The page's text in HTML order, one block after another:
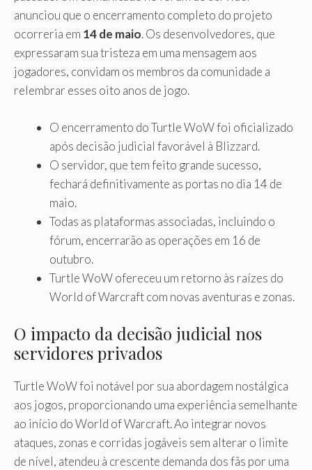
anunciou que o encerramento completo do projeto
ocorreria em 14 de maio. Os desenvolvedores, que
expressaram sua tristeza em uma mensagem aos
jogadores, convidam os membros da comunidade a
relembrar esses oito anos de jogo.
O encerramento do Turtle WoW foi oficializado
após decisão judicial favorável à Blizzard.
O servidor, que tem feito grande sucesso,
fechará definitivamente as portas no dia 14 de
maio.
Todas as plataformas associadas, incluindo o
fórum, encerrarão as operações em 16 de
outubro.
Turtle WoW ofereceu um retorno às raízes do
World of Warcraft com novas aventuras e zonas.
O impacto da decisão judicial nos
servidores privados
Turtle WoW foi notável por sua abordagem nostálgica
aos jogos, proporcionando uma experiência semelhante
ao início do World of Warcraft. Ao integrar novos
ataques, zonas e corridas jogáveis ​​sem alterar o limite
de nível, atendeu à crescente demanda dos fãs por uma